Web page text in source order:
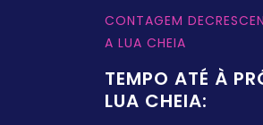
CONTAGEM
A LUA CHEIA
TEMPO ATÉ À
LUA CHEIA: